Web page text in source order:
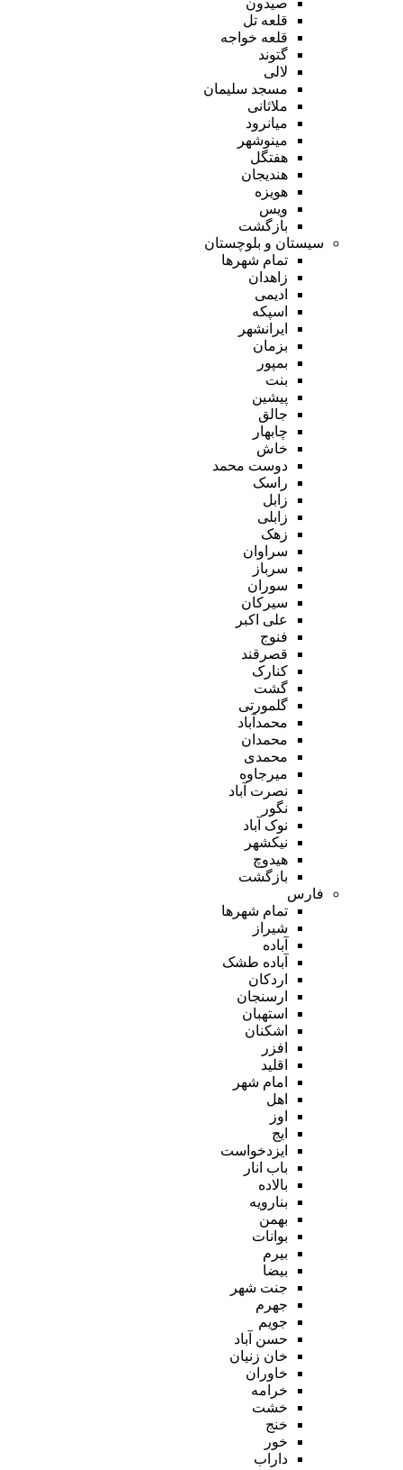
قلعه تل
قلعه خواجه
گتوند
لالی
مسجد سلیمان
ملاثانی
میانرود
مینوشهر
هفتگل
هندیجان
هویزه
ویس
بازگشت
سیستان و بلوچستان
تمام شهر‌ها
زاهدان
ادیمی
اسپکه
ایرانشهر
بزمان
بمپور
بنت
پیشین
جالق
چابهار
خاش
دوست محمد
راسک
زابل
زابلی
زهک
سراوان
سرباز
سوران
سیرکان
علی اکبر
فنوج
قصرقند
کنارک
گشت
گلمورتی
محمدآباد
محمدان
محمدی
میرجاوه
نصرت آباد
نگور
نوک آباد
نیکشهر
هیدوچ
بازگشت
فارس
تمام شهر‌ها
شیراز
آباده
آباده طشک
اردکان
ارسنجان
استهبان
اشکنان
افزر
اقلید
امام شهر
اهل
اوز
ایج
ایزدخواست
باب انار
بالاده
بنارویه
بهمن
بوانات
بیرم
بیضا
جنت شهر
جهرم
جویم
حسن آباد
خان زنیان
خاوران
خرامه
خشت
خنج
خور
داراب